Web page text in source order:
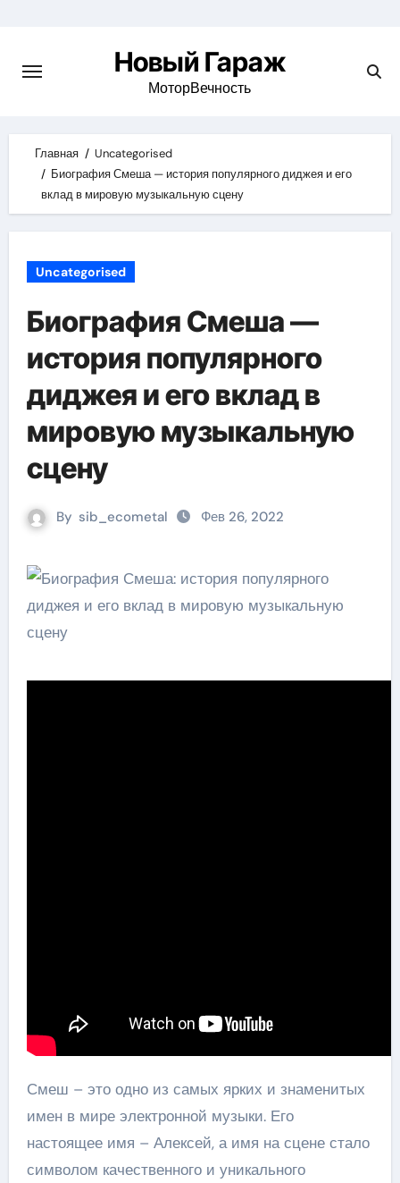
content
Новый Гараж
МоторВечность
Главная
Uncategorised
Биография Смеша — история популярного диджея и его
вклад в мировую музыкальную сцену
Uncategorised
Биография Смеша —
история популярного
диджея и его вклад в
мировую музыкальную
сцену
By sib_ecometal Фев 26, 2022
Смеш – это одно из самых ярких и знаменитых
имен в мире электронной музыки. Его
настоящее имя – Алексей, а имя на сцене стало
символом качественного и уникального